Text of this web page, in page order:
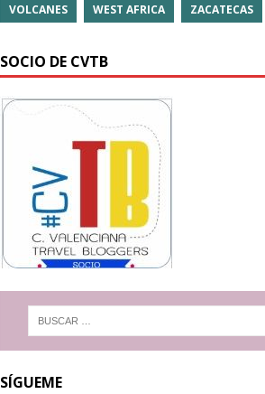
VOLCANES WEST AFRICA ZACATECAS
SOCIO DE CVTB
SÍGUEME